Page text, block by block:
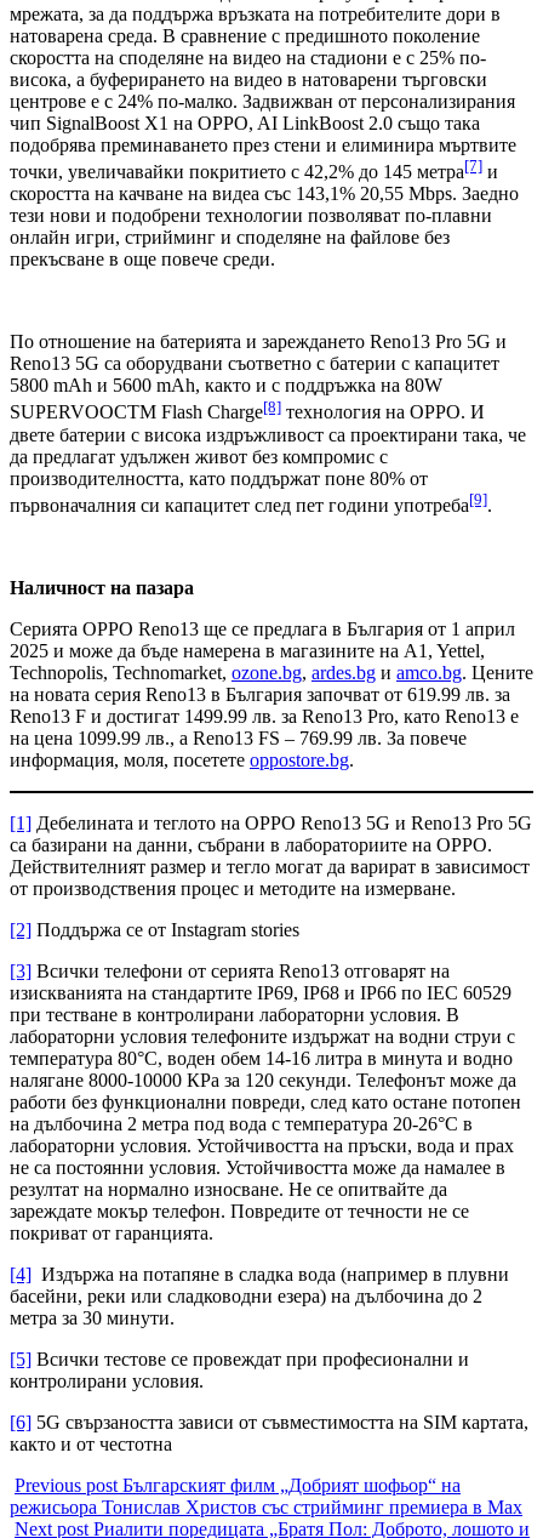
мрежата, за да поддържа връзката на потребителите дори в
натоварена среда. В сравнение с предишното поколение
скоростта на споделяне на видео на стадиони е с 25% по-
висока, а буферирането на видео в натоварени търговски
центрове е с 24% по-малко. Задвижван от персонализирания
чип SignalBoost X1 на OPPO, AI LinkBoost 2.0 също така
подобрява преминаването през стени и елиминира мъртвите
точки, увеличавайки покритието с 42,2% до 145 метра[7] и
скоростта на качване на видеа със 143,1% 20,55 Mbps. Заедно
тези нови и подобрени технологии позволяват по-плавни
онлайн игри, стрийминг и споделяне на файлове без
прекъсване в още повече среди.
По отношение на батерията и зареждането Reno13 Pro 5G и
Reno13 5G са оборудвани съответно с батерии с капацитет
5800 mAh и 5600 mAh, както и с поддръжка на 80W
SUPERVOOCTM Flash Charge[8] технология на OPPO. И
двете батерии с висока издръжливост са проектирани така, че
да предлагат удължен живот без компромис с
производителността, като поддържат поне 80% от
първоначалния си капацитет след пет години употреба[9].
Наличност на пазара
Серията OPPO Reno13 ще се предлага в България от 1 април
2025 и може да бъде намерена в магазините на A1, Yettel,
Technopolis, Technomarket, ozone.bg, ardes.bg и amco.bg. Цените
на новата серия Reno13 в България започват от 619.99 лв. за
Reno13 F и достигат 1499.99 лв. за Reno13 Pro, като Reno13 е
на цена 1099.99 лв., а Reno13 FS – 769.99 лв. За повече
информация, моля, посетете oppostore.bg.
[1] Дебелината и теглото на OPPO Reno13 5G и Reno13 Pro 5G
са базирани на данни, събрани в лабораториите на OPPO.
Действителният размер и тегло могат да варират в зависимост
от производствения процес и методите на измерване.
[2] Поддържа се от Instagram stories
[3] Всички телефони от серията Reno13 отговарят на
изискванията на стандартите IP69, IP68 и IP66 по IEC 60529
при тестване в контролирани лабораторни условия. В
лабораторни условия телефоните издържат на водни струи с
температура 80°C, воден обем 14-16 литра в минута и водно
налягане 8000-10000 КРа за 120 секунди. Телефонът може да
работи без функционални повреди, след като остане потопен
на дълбочина 2 метра под вода с температура 20-26°C в
лабораторни условия. Устойчивостта на пръски, вода и прах
не са постоянни условия. Устойчивостта може да намалее в
резултат на нормално износване. Не се опитвайте да
зареждате мокър телефон. Повредите от течности не се
покриват от гаранцията.
[4] Издържа на потапяне в сладка вода (например в плувни
басейни, реки или сладководни езера) на дълбочина до 2
метра за 30 минути.
[5] Всички тестове се провеждат при професионални и
контролирани условия.
[6] 5G свързаността зависи от съвместимостта на SIM картата,
както и от честотна
Previous post Българският филм „Добрият шофьор“ на
режисьора Тонислав Христов със стрийминг премиера в Max
Next post Риалити поредицата „Братя Пол: Доброто, лошото и